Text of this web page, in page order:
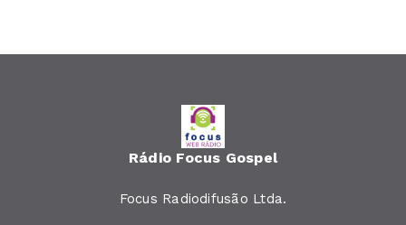
Rádio Focus Gospel
Focus Radiodifusão Ltda.